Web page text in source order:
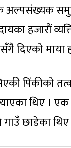
अल्पसंख्यक
हजारौं
दिएको माया
पिंकीको
थिए ।
छाडेका थिए